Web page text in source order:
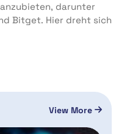
darunter
Bitget. Hier dreht sich
View More